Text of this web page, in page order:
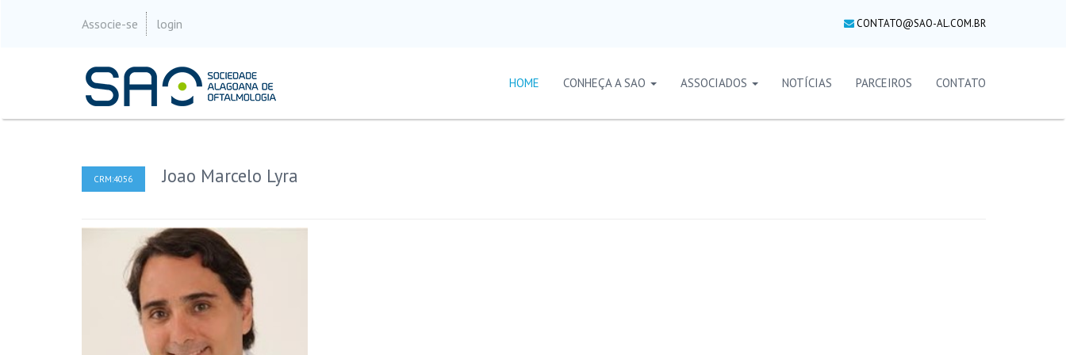
Associe-se login CONTATO@SAO-AL.COM.BR
HOME CONHEÇA A SAO ASSOCIADOS NOTÍCIAS PARCEIROS CONTATO
CRM:4056 Joao Marcelo Lyra